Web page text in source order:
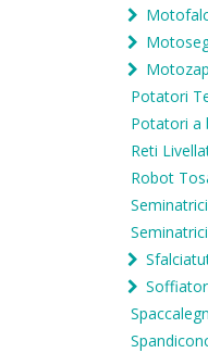
Potatori
Potatori a
Reti
Robot
Seminatrici
Seminatrici